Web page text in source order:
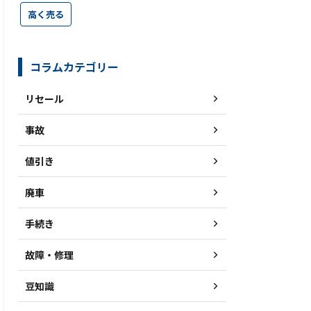
高く売る
コラムカテゴリー
リセール
事故
値引き
廃車
手続き
故障・修理
豆知識